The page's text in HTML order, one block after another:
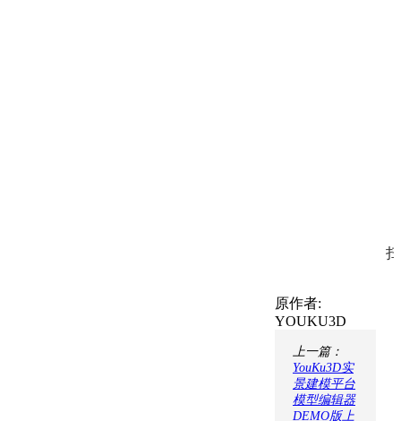
原作者:
YOUKU3D
上一篇：
YouKu3D实
景建模平台
模型编辑器
DEMO版上